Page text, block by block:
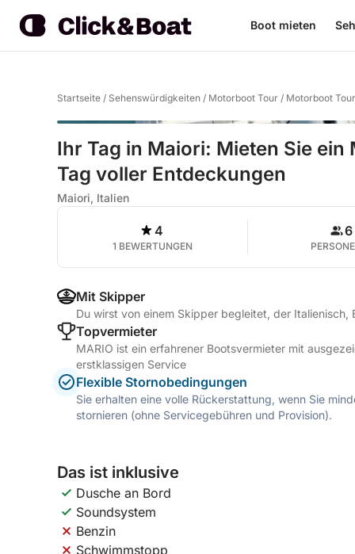
Boot mieten
Startseite / Sehenswürdigkeiten / Motorboot Tour / Motorboot
Ihr Tag in Maiori: Mieten Sie
Tag voller Entdeckungen
Maiori, Italien
4
1 BEWERTUNGEN
6
Mit Skipper
Du wirst von einem Skipper begleitet, der Italienisch,
Topvermieter
MARIO ist ein erfahrener Bootsvermieter mit
erstklassigen Service
Flexible Stornobedingungen
Sie erhalten eine volle Rückerstattung, wenn Sie
stornieren (ohne Servicegebühren und Provision).
Das ist inklusive
Dusche an Bord
Soundsystem
Benzin
Schwimmstopp